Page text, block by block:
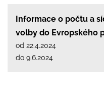
Informace o počtu a
volby do Evropského
od 22.4.2024
do 9.6.2024